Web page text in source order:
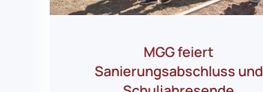
MGG feiert
Sanierungsabschluss und